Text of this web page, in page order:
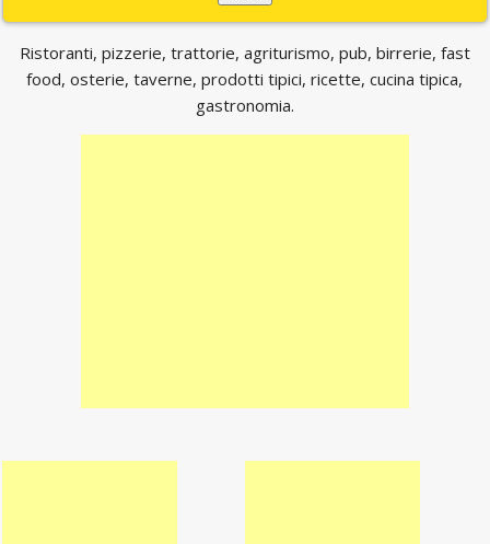
Ristoranti, pizzerie, trattorie, agriturismo, pub, birrerie, fast
food, osterie, taverne, prodotti tipici, ricette, cucina tipica,
gastronomia.